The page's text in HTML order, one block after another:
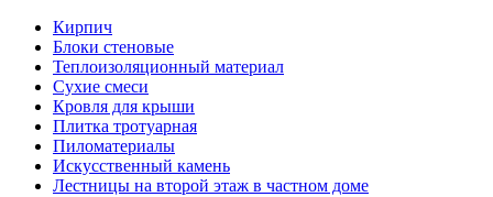
Кирпич
Блоки стеновые
Теплоизоляционный материал
Сухие смеси
Кровля для крыши
Плитка тротуарная
Пиломатериалы
Искусственный камень
Лестницы на второй этаж в частном доме